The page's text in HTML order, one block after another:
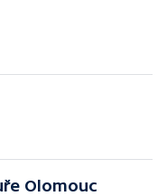
Olomouc